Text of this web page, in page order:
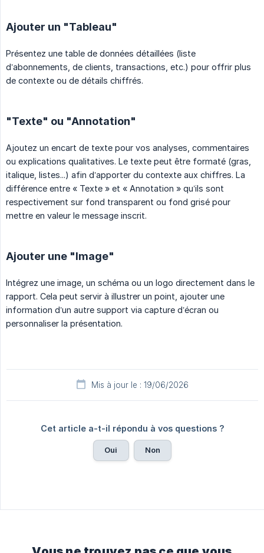
Ajouter un "Tableau"
Présentez une table de données détaillées (liste
d’abonnements, de clients, transactions, etc.) pour offrir plus
de contexte ou de détails chiffrés.
"Texte" ou "Annotation"
Ajoutez un encart de texte pour vos analyses, commentaires
ou explications qualitatives. Le texte peut être formaté (gras,
italique, listes...) afin d’apporter du contexte aux chiffres. La
différence entre « Texte » et « Annotation » qu’ils sont
respectivement sur fond transparent ou fond grisé pour
mettre en valeur le message inscrit.
Ajouter une "Image"
Intégrez une image, un schéma ou un logo directement dans le
rapport. Cela peut servir à illustrer un point, ajouter une
information d’un autre support via capture d’écran ou
personnaliser la présentation.
Mis à jour le : 19/06/2026
Cet article a-t-il répondu à vos questions ?
Oui Non